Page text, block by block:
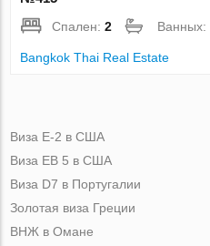
Спален:2 Ванных:
Bangkok Thai Real Estate
Виза Е-2 в США
Виза ЕВ 5 в США
Виза D7 в Португалии
Золотая виза Греции
ВНЖ в Омане